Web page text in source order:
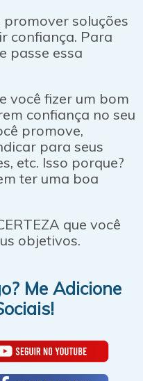
soluções
confiança. Para
passe essa
você fizer um bom
confiança no seu
promove,
para seus
etc. Isso porque?
ter uma boa
que você
objetivos.
Me Adicione